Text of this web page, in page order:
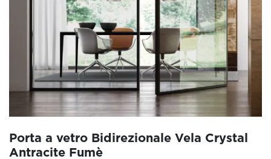
Porta a vetro Bidirezionale Vela Crystal
Antracite Fumè